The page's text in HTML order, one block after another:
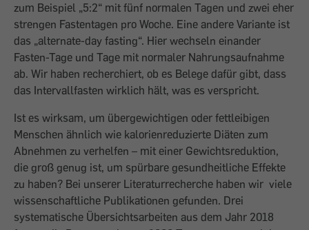
zum Beispiel „5:2“ mit fünf normalen Tagen und zwei eher
strengen Fastentagen pro Woche. Eine andere Variante ist
das „alternate-day fasting“. Hier wechseln einander
Fasten-Tage und Tage mit normaler Nahrungsaufnahme
ab. Wir haben recherchiert, ob es Belege dafür gibt, dass
das Intervallfasten wirklich hält, was es verspricht.
Ist es wirksam, um übergewichtigen oder fettleibigen
Menschen ähnlich wie kalorienreduzierte Diäten zum
Abnehmen zu verhelfen – mit einer Gewichtsreduktion,
die groß genug ist, um spürbare gesundheitliche Effekte
zu haben? Bei unserer Literaturrecherche haben wir viele
wissenschaftliche Publikationen gefunden. Drei
systematische Übersichtsarbeiten aus dem Jahr 2018